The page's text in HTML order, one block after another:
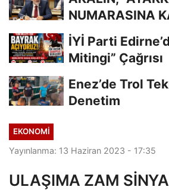
NUMARASINA
BİLİYORDUNUZ,
UNUTTUNUZ?”
İYİ Parti
Mitingi” Çağrısı
Enez’de Trol
Denetim
EKONOMİ
Yayınlanma: 13 Haziran 2023 - 17:35
ULAŞIMA ZAM